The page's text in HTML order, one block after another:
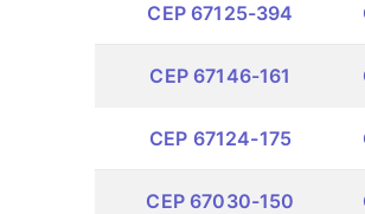
CEP 67125-394
CEP 67146-161
CEP 67124-175
CEP 67030-150